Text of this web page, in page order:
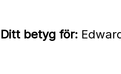
Ditt betyg för: